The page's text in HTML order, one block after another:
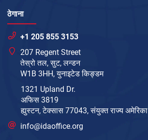
ठेगाना
+1 205 855 3153
207 Regent Street
तेस्रो तल, सुट, लन्डन
W1B 3HH, युनाइटेड किङ्डम
1321 Upland Dr.
अफिस 3819
ह्युस्टन, टेक्सास 77043, संयुक्त राज्य अमेरिका
info@idaoffice.org